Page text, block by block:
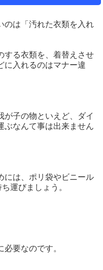
のは「汚れた衣類を入れ
する衣類を、着替えさせ
に入れるのはマナー違
が子の物といえど、ダイ
ぶなんて事は出来ません
には、ポリ袋やビニール
運びましょう。
必要なのです。